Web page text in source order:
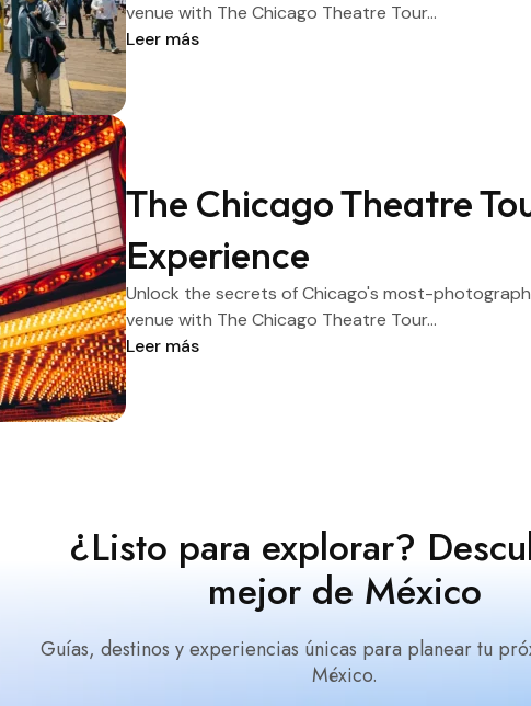
venue with The Chicago Theatre Tour...
Leer más
The Chicago Theatre
Experience
Unlock the secrets of Chicago's most-
venue with The Chicago Theatre Tour...
Leer más
¿Listo para explorar?
mejor de México
Guías, destinos y experiencias únicas para planear tu
México.